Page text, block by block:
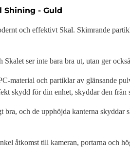
Shining - Guld
och effektivt Skal. Skimrande
ser inte bara bra ut, utan ger
material och partiklar av glänsande
skydd för din enhet, skyddar den från
bra, och de upphöjda kanterna skyddar
åtkomst till kameran, portarna och